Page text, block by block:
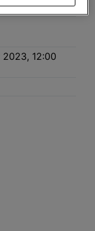
2023, 12:00
wirksamen
in die Verwendung
verwalten und
berechtigter
um
von Werbeleistung
sowie Entwicklung